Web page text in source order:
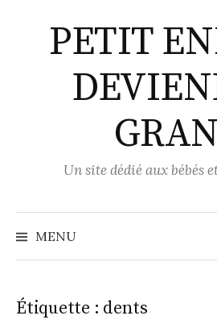
contenuPETIT
Un site dédié aux bébés
MENU
Étiquette : dents